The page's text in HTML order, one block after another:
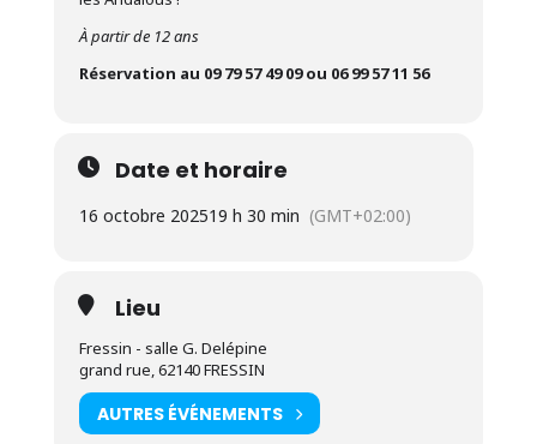
À partir de 12 ans
Réservation au 09 79 57 49 09 ou 06 99 57 11 56
Date et horaire
16 octobre 202519 h 30 min (GMT+02:00)
Lieu
Fressin - salle G. Delépine
grand rue, 62140 FRESSIN
AUTRES ÉVÉNEMENTS